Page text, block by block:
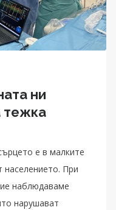
ни
тежка
е в малките
населението. При
наблюдаваме
нарушават